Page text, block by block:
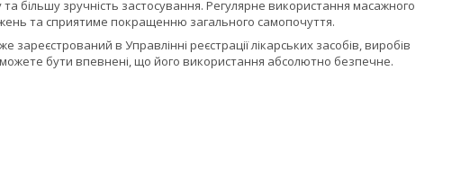
більшу зручність застосування. Регулярне використання масажного
та сприятиме покращенню загального самопочуття.
зареєстрований в Управлінні реєстрації лікарських засобів, виробів
бути впевнені, що його використання абсолютно безпечне.